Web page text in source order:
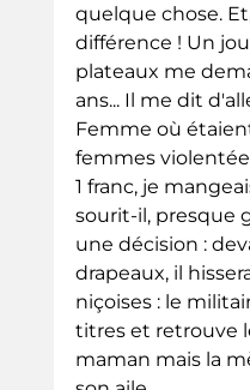
quelque chose.
différence ! Un
plateaux me
ans... Il me dit
Femme où
femmes
1 franc, je
sourit-il, presque
une décision :
drapeaux, il
niçoises : le
titres et retrouve
maman mais la